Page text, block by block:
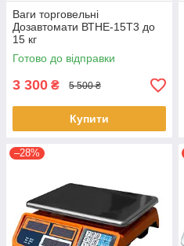
Ваги торговельні
Дозавтомати ВТНЕ-15Т3 до
15 кг
Готово до відправки
3 300 ₴ 5 500 ₴
Купити
–28%